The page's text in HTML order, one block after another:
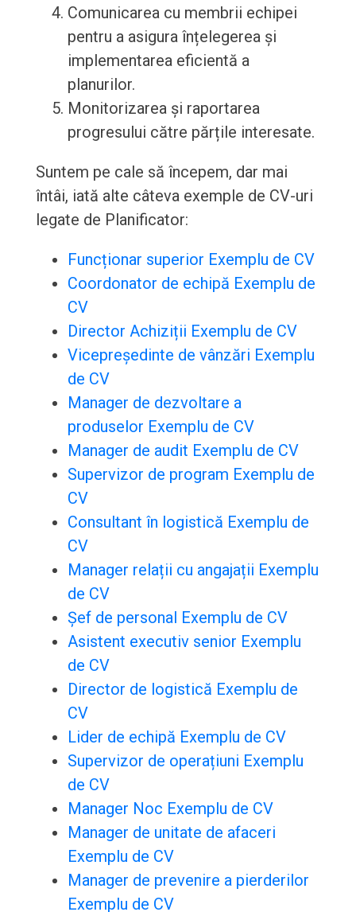
Comunicarea cu membrii echipei
pentru a asigura înțelegerea și
implementarea eficientă a
planurilor.
Monitorizarea și raportarea
progresului către părțile interesate.
Suntem pe cale să începem, dar mai
întâi, iată alte câteva exemple de CV-uri
legate de Planificator:
Funcționar superior Exemplu de CV
Coordonator de echipă Exemplu de
CV
Director Achiziții Exemplu de CV
Vicepreședinte de vânzări Exemplu
de CV
Manager de dezvoltare a
produselor Exemplu de CV
Manager de audit Exemplu de CV
Supervizor de program Exemplu de
CV
Consultant în logistică Exemplu de
CV
Manager relații cu angajații Exemplu
de CV
Șef de personal Exemplu de CV
Asistent executiv senior Exemplu
de CV
Director de logistică Exemplu de
CV
Lider de echipă Exemplu de CV
Supervizor de operațiuni Exemplu
de CV
Manager Noc Exemplu de CV
Manager de unitate de afaceri
Exemplu de CV
Manager de prevenire a pierderilor
Exemplu de CV